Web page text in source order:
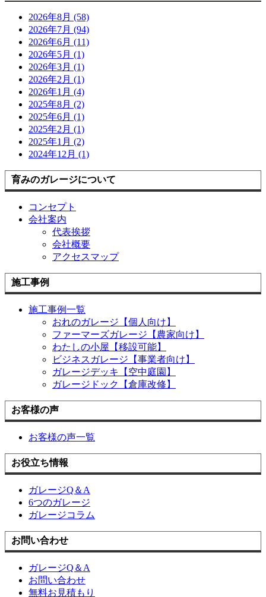
2026年8月 (58)
2026年7月 (94)
2026年6月 (11)
2026年5月 (1)
2026年3月 (1)
2026年2月 (1)
2026年1月 (4)
2025年8月 (2)
2025年6月 (1)
2025年2月 (1)
2025年1月 (2)
2024年12月 (1)
育みのガレージについて
コンセプト
会社案内
代表挨拶
会社概要
アクセスマップ
施工事例
施工事例一覧
おれのガレージ【個人向け】
ファーマーズガレージ【農家向け】
わたしの小屋【移設可能】
ビジネスガレージ【事業者向け】
ガレージデッキ【空中庭園】
ガレージドック【倉庫改修】
お客様の声
お客様の声一覧
お役立ち情報
ガレージQ＆A
6つのガレージ
ガレージコラム
お問い合わせ
ガレージQ＆A
お問い合わせ
無料お見積もり